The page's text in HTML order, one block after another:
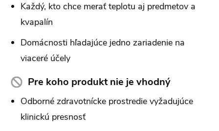
Každý, kto chce merať teplotu aj predmetov a
kvapalín
Domácnosti hľadajúce jedno zariadenie na
viaceré účely
Pre koho produkt nie je vhodný
Odborné zdravotnícke prostredie vyžadujúce
klinickú presnosť